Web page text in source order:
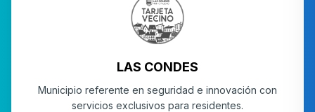
LAS CONDES
Municipio referente en seguridad e innovación con
servicios exclusivos para residentes.